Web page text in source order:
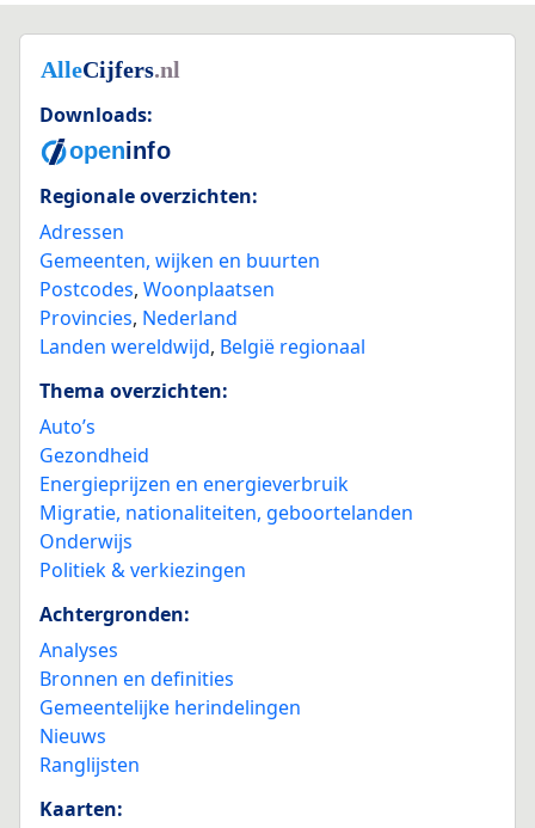
Downloads:
Regionale overzichten:
Adressen
Gemeenten, wijken en buurten
Postcodes, Woonplaatsen
Provincies, Nederland
Landen wereldwijd, België regionaal
Thema overzichten:
Auto’s
Gezondheid
Energieprijzen en energieverbruik
Migratie, nationaliteiten, geboortelanden
Onderwijs
Politiek & verkiezingen
Achtergronden:
Analyses
Bronnen en definities
Gemeentelijke herindelingen
Nieuws
Ranglijsten
Kaarten: